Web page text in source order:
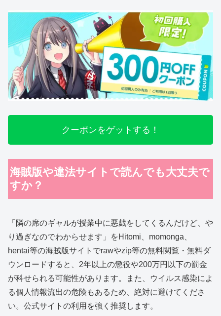
クーポンをゲットする！
海賊版や違法サイトで読んでも大丈夫で
すか？
「隣の席のギャルが授業中に悪戯をしてくるんだけど、や
り過ぎなのでわからせます」をHitomi、momonga、
hentai等の海賊版サイトでrawやzip等の無料閲覧・無料ダ
ウンロードすると、2年以上の懲役や200万円以下の罰金
が科せられる可能性があります。また、ウイルス感染によ
る個人情報流出の危険もあるため、絶対に避けてくださ
い。公式サイトの利用を強く推奨します。